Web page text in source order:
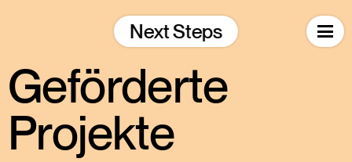
Next Steps
Geförderte
Projekte